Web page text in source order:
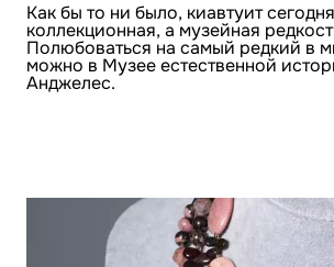
Как бы то ни было, киавтуит
коллекционная, а музейная
Полюбоваться на самый редкий в
можно в Музее естественной
Анджелес.